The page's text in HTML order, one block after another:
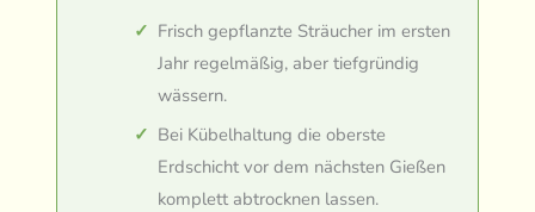
Frisch gepflanzte Sträucher im ersten
Jahr regelmäßig, aber tiefgründig
wässern.
Bei Kübelhaltung die oberste
Erdschicht vor dem nächsten Gießen
komplett abtrocknen lassen.